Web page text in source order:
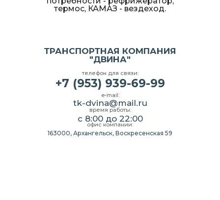
термос, КАМАЗ - вездеход.
ТРАНСПОРТНАЯ КОМПАНИЯ
"ДВИНА"
телефон для связи:
e-mail:
время работы:
офис компании:
+7 (953) 939-69-99
tk-dvina@mail.ru
с 8:00 до 22:00
163000, Архангельск, Воскресенская 59